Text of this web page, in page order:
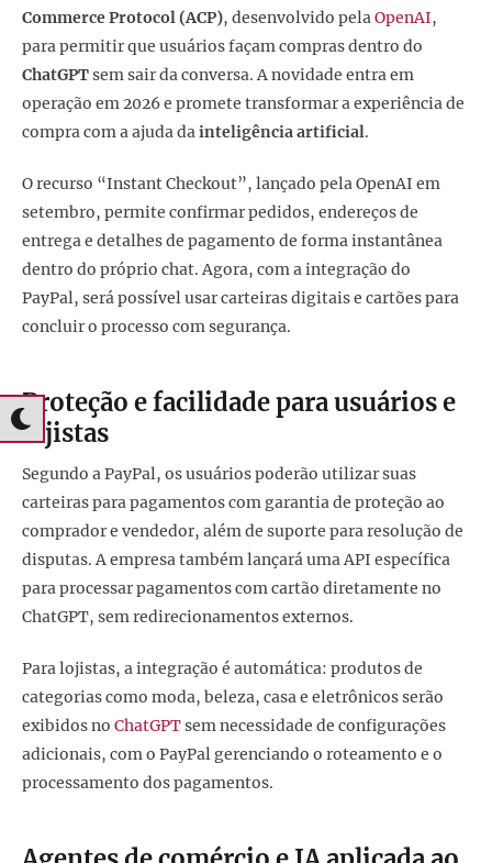
Commerce Protocol (ACP), desenvolvido pelaOpenAI,
para permitir que usuários façam compras dentro do
ChatGPTsem sair da conversa. A novidade entra em
operação em 2026 e promete transformar a experiência de
compra com a ajuda dainteligência artificial.
O recurso “Instant Checkout”, lançado pela OpenAI em
setembro, permite confirmar pedidos, endereços de
entrega e detalhes de pagamento de forma instantânea
dentro do próprio chat. Agora, com a integração do
PayPal, será possível usar carteiras digitais e cartões para
concluir o processo com segurança.
Proteção e facilidade para usuários e
lojistas
Segundo a PayPal, os usuários poderão utilizar suas
carteiras para pagamentos com garantia de proteção ao
comprador e vendedor, além de suporte para resolução de
disputas. A empresa também lançará uma API específica
para processar pagamentos com cartão diretamente no
ChatGPT, sem redirecionamentos externos.
Para lojistas, a integração é automática: produtos de
categorias como moda, beleza, casa e eletrônicos serão
exibidos no ChatGPTsem necessidade de configurações
adicionais, com o PayPal gerenciando o roteamento e o
processamento dos pagamentos.